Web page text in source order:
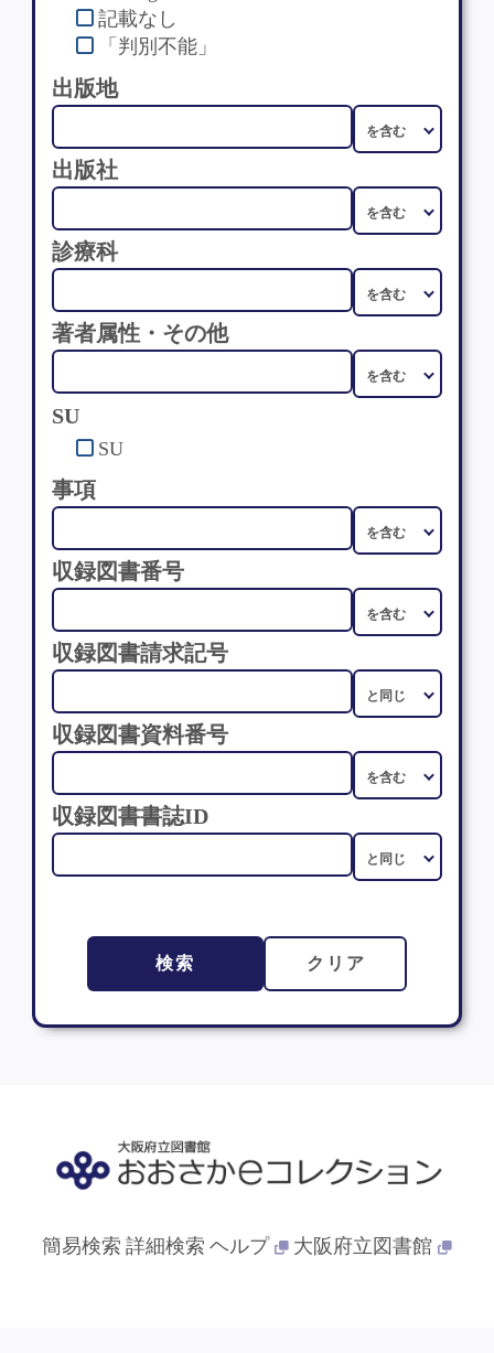
記載なし
「判別不能」
出版地
出版社
診療科
著者属性・その他
SU
SU
事項
収録図書番号
収録図書請求記号
収録図書資料番号
収録図書書誌ID
検索 クリア
簡易検索 詳細検索 ヘルプ 大阪府立図書館